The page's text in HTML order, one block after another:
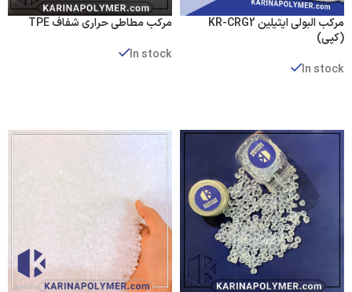
مركب البولي ايثيلين KR-CRG2
(کپی)
In stock
مركب مطاطي حراري شفاف TPE
In stock